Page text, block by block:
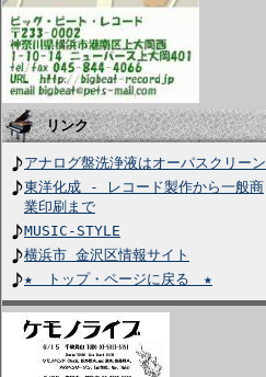
リンク
アナログ盤洗浄液はオーパスクリーン
東洋化成 - レコード製作から一般商
業印刷まで
MUSIC-STYLE
横浜市 金沢区情報サイト
★ トップ・ページに戻る ★